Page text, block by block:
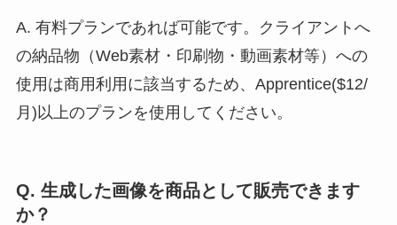
A. 有料プランであれば可能です。クライアントへ
の納品物（Web素材・印刷物・動画素材等）への
使用は商用利用に該当するため、Apprentice($12/
月)以上のプランを使用してください。
Q. 生成した画像を商品として販売できます
か？